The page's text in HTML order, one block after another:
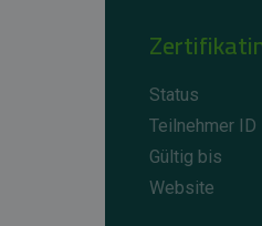
Status
Teilnehmer ID
Gültig bis
Website